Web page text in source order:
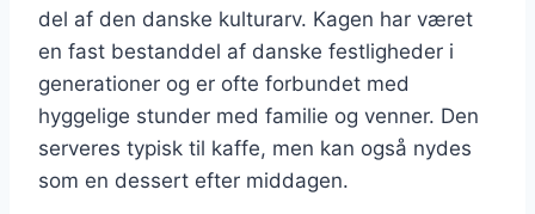
del af den danske kulturarv. Kagen har været
en fast bestanddel af danske festligheder i
generationer og er ofte forbundet med
hyggelige stunder med familie og venner. Den
serveres typisk til kaffe, men kan også nydes
som en dessert efter middagen.